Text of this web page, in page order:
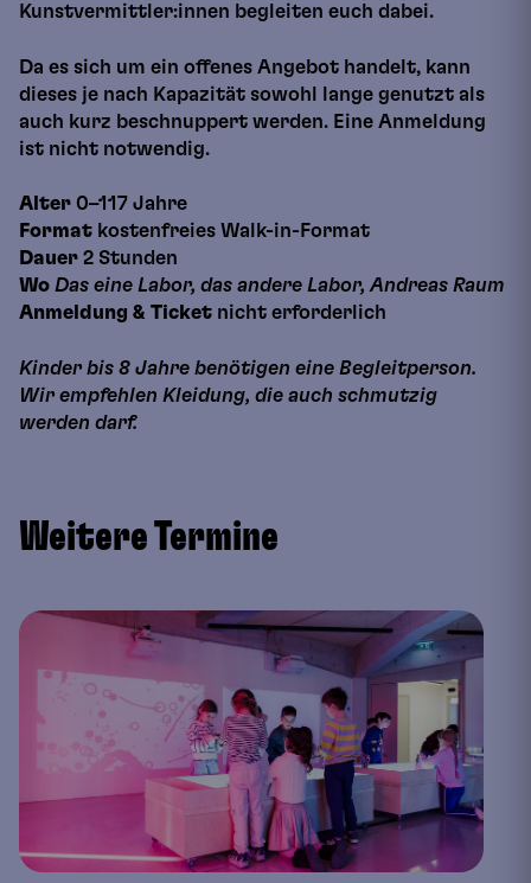
Kunstvermittler:innen begleiten euch dabei.
Da es sich um ein offenes Angebot handelt, kann
dieses je nach Kapazität sowohl lange genutzt als
auch kurz beschnuppert werden. Eine Anmeldung
ist nicht notwendig.
Alter 0–117 Jahre
Format kostenfreies Walk-in-Format
Dauer 2 Stunden
Wo Das eine Labor, das andere Labor, Andreas Raum
Anmeldung & Ticket nicht erforderlich
Kinder bis 8 Jahre benötigen eine Begleitperson.
Wir empfehlen Kleidung, die auch schmutzig
werden darf.
Weitere Termine